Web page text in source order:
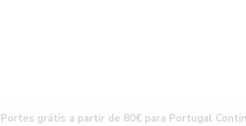
Portes grátis a partir de 80€ para Portugal